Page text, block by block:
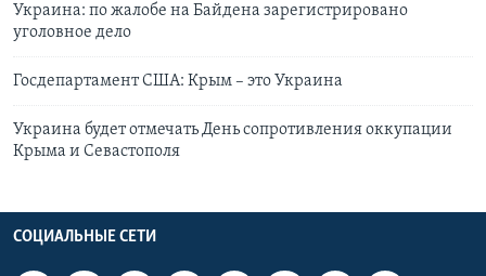
Украина: по жалобе на Байдена зарегистрировано
уголовное дело
Госдепартамент США: Крым – это Украина
Украина будет отмечать День сопротивления оккупации
Крыма и Севастополя
СОЦИАЛЬНЫЕ СЕТИ